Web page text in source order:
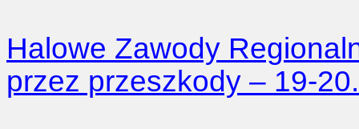
Halowe Zawody
przez przeszkody – 19-